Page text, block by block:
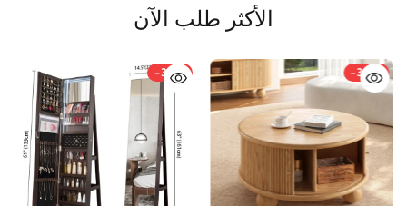
الأكثر طلب الآن
-34%
-36%